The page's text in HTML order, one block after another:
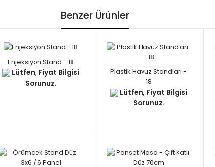
Benzer Ürünler
Enjeksiyon Stand - 18
Lütfen, Fiyat Bilgisi
Sorunuz.
Plastik Havuz Standları -
18
Lütfen, Fiyat Bilgisi
Sorunuz.